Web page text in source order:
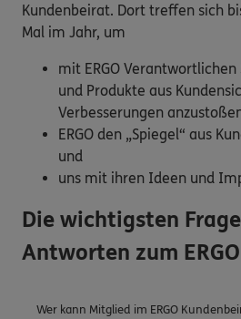
Kundenbeirat. Dort treffen sich
Mal im Jahr, um
mit ERGO Verantwortlichen
und Produkte aus
Verbesserungen
ERGO den „Spiegel“ aus
und
uns mit ihren Ideen und
Die wichtigsten
Antworten zum
Wer kann Mitglied im ERGO